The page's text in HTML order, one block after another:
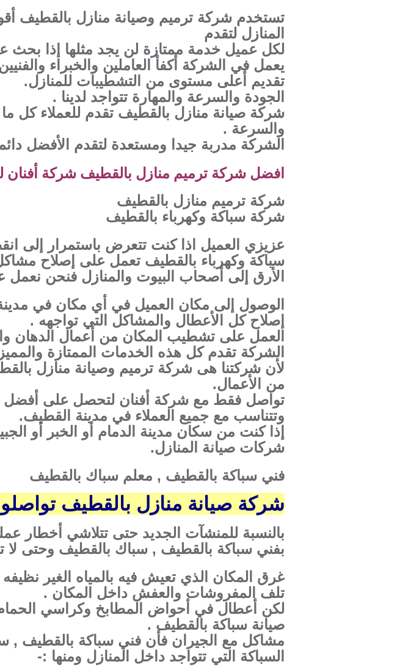
تستخدم شركة ترميم وصيانة منازل بالقطيف
المنازل لتقدم
لكل عميل خدمة ممتازة لن يجد مثلها إذا بحث
يعمل في الشركة أكفأ العاملين والخبراء
تقديم أعلى مستوى من التشطيبات للمنازل.
الجودة والسرعة والمهارة تتواجد لدينا .
شركة صيانة منازل بالقطيف تقدم للعملاء كل
والسرعة .
الشركة مدربة جيدا ومستعدة لتقدم الأفضل
افضل شركة ترميم منازل بالقطيف شركة أفنان
شركة ترميم منازل بالقطيف
شركة سباكة وكهرباء بالقطيف
عزيزي العميل اذا كنت تتعرض باستمرار إلى
سباكة وكهرباء بالقطيف تعمل على إصلاح
الأرق إلى أصحاب البيوت والمنازل فنحن
الوصول إلى مكان العميل في أي مكان في
إصلاح كل الأعطال والمشاكل التي تواجهه .
العمل على تشطيب المكان من أعمال الدهان
الشركة تقدم كل هذه الخدمات الممتازة
لأن شركتنا هى شركة ترميم وصيانة منازل
من الأعمال.
تواصل فقط مع شركة أفنان لتحصل على أفضل
وتتناسب مع جميع العملاء في مدينة القطيف.
إذا كنت من سكان مدينة الدمام أو الخبر أو
شركات صيانة المنازل.
فني سباكة بالقطيف , معلم سباك بالقطيف
شركة صيانة منازل بالقطيف تواصلوا معنا
بالنسبة للمنشآت الجديد حتى تتلاشي أخطار
بفني سباكة بالقطيف , سباك بالقطيف وحتى
غرق المكان الذي تعيش فيه بالمياه الغير
تلف المفروشات والعفش داخل المكان .
لكن أعطال في أحواض المطابخ وكراسي الحمام
صيانة سباكة بالقطيف .
مشاكل مع الجيران فأن فني سباكة بالقطيف ,
السباكة التي تتواجد داخل المنازل ومنها :-